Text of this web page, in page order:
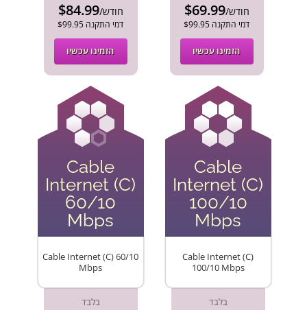
$84.99 /חודש
$99.95 דמי התקנה
הזמינו עכשיו
$69.99 /חודש
$99.95 דמי התקנה
הזמינו עכשיו
Cable
Internet (C)
60/10
Mbps
Cable Internet (C) 60/10
Mbps
בלבד
Cable
Internet (C)
100/10
Mbps
Cable Internet (C)
100/10 Mbps
בלבד